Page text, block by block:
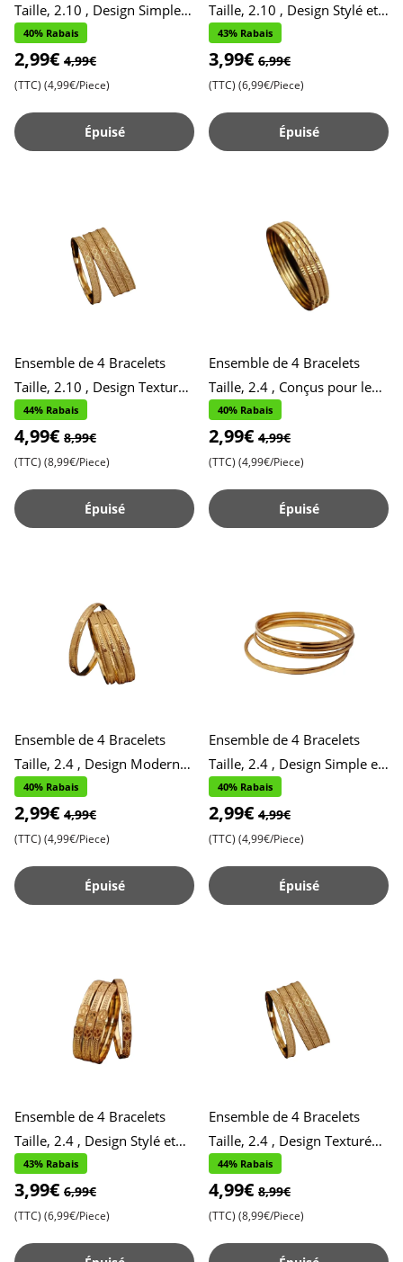
Taille, 2.10 , Design Simple
et Brillant pour un Usage
Quotidien , Style Épu
40% Rabais
2,99€ 4,99€
(TTC) (4,99€/Piece)
Épuisé
Taille, 2.10 , Design Stylé et
Contemporain , Accessoires
Chics et Tendance
43% Rabais
3,99€ 6,99€
(TTC) (6,99€/Piece)
Épuisé
Ensemble de 4 Bracelets
Taille, 2.10 , Design Texturé
pour Occasions Spéciales ,
Accessoires Élégant
44% Rabais
4,99€ 8,99€
(TTC) (8,99€/Piece)
Épuisé
Ensemble de 4 Bracelets
Taille, 2.4 , Conçus pour le
Port Quotidien , Accessoires
Stylés et Pratique
40% Rabais
2,99€ 4,99€
(TTC) (4,99€/Piece)
Épuisé
Ensemble de 4 Bracelets
Taille, 2.4 , Design Moderne
pour le Quotidien ,
Accessoires Stylés et Polyv
40% Rabais
2,99€ 4,99€
(TTC) (4,99€/Piece)
Épuisé
Ensemble de 4 Bracelets
Taille, 2.4 , Design Simple et
Brillant pour un Usage
Quotidien , Style Épur
40% Rabais
2,99€ 4,99€
(TTC) (4,99€/Piece)
Épuisé
Ensemble de 4 Bracelets
Taille, 2.4 , Design Stylé et
Contemporain , Accessoires
Chics et Tendance ,
43% Rabais
3,99€ 6,99€
(TTC) (6,99€/Piece)
Ensemble de 4 Bracelets
Taille, 2.4 , Design Texturé
pour Occasions Spéciales ,
Accessoires Élégants
44% Rabais
4,99€ 8,99€
(TTC) (8,99€/Piece)